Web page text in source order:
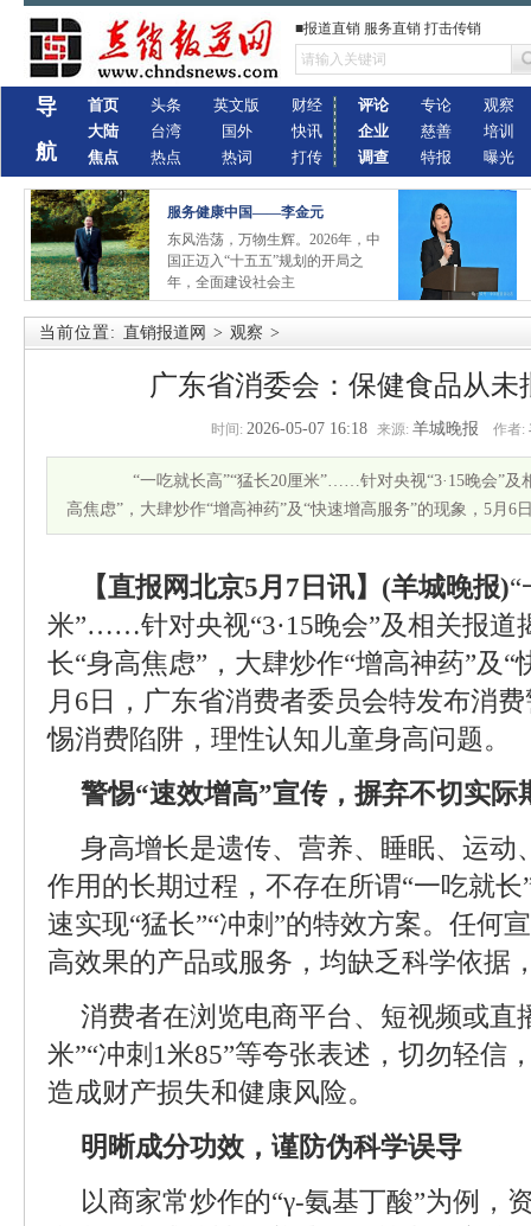
■报道直销 服务直销 打击传销
导
航
首页
大陆
焦点
头条
台湾
热点
英文版
国外
热词
财经
快讯
打传
评论
企业
调查
专论
慈善
特报
观察
培训
曝光
服务健康中国——李金元
东风浩荡，万物生辉。2026年，中
国正迈入“十五五”规划的开局之
年，全面建设社会主
当前位置: 直销报道网 > 观察 >
广东省消委会：保健食品从未
时间: 2026-05-07 16:18 来源: 羊城晚报 作者:
“一吃就长高”“猛长20厘米”……针对央视“3·15晚会”及
高焦虑”，大肆炒作“增高神药”及“快速增高服务”的现象，5月6
【直报网北京5月7日讯】(羊城晚报)“
米”……针对央视“3·15晚会”及相关报道
长“身高焦虑”，大肆炒作“增高神药”及
月6日，广东省消费者委员会特发布消
惕消费陷阱，理性认知儿童身高问题。
警惕“速效增高”宣传，摒弃不切实际
身高增长是遗传、营养、睡眠、运动
作用的长期过程，不存在所谓“一吃就长
速实现“猛长”“冲刺”的特效方案。任何
高效果的产品或服务，均缺乏科学依据
消费者在浏览电商平台、短视频或直
米”“冲刺1米85”等夸张表述，切勿轻信
造成财产损失和健康风险。
明晰成分功效，谨防伪科学误导
以商家常炒作的“γ-氨基丁酸”为例，